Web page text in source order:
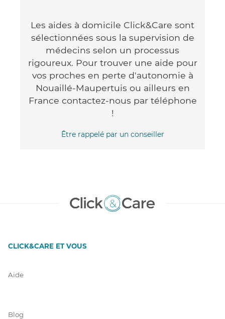
Les aides à domicile Click&Care sont
sélectionnées sous la supervision de
médecins selon un processus
rigoureux. Pour trouver une aide pour
vos proches en perte d'autonomie à
Nouaillé-Maupertuis ou ailleurs en
France contactez-nous par téléphone
!
Être rappelé par un conseiller
CLICK&CARE ET VOUS
Aide
Blog